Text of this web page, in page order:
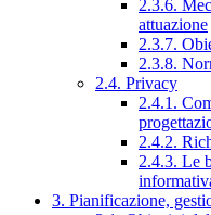
2.3.6.
attuazione
2.3.7.
2.3.8.
2.4. Privacy
2.4.1.
2.4.2.
2.4.3. Le
3. Pianificazione,